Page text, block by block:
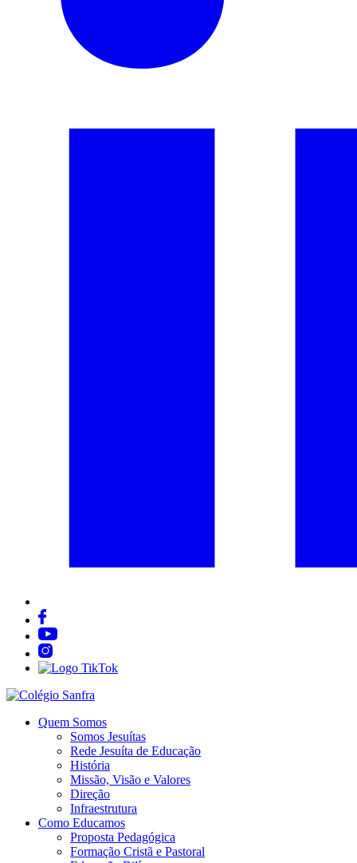
Quem Somos
Somos Jesuítas
Rede Jesuíta de Educação
História
Missão, Visão e Valores
Direção
Infraestrutura
Como Educamos
Proposta Pedagógica
Formação Cristã e Pastoral